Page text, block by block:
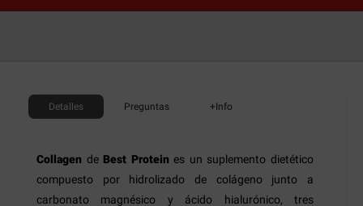
Detalles Preguntas +Info
Collagen de Best Protein es un suplemento dietético
compuesto por hidrolizado de colágeno junto a
carbonato magnésico y ácido hialurónico, tres